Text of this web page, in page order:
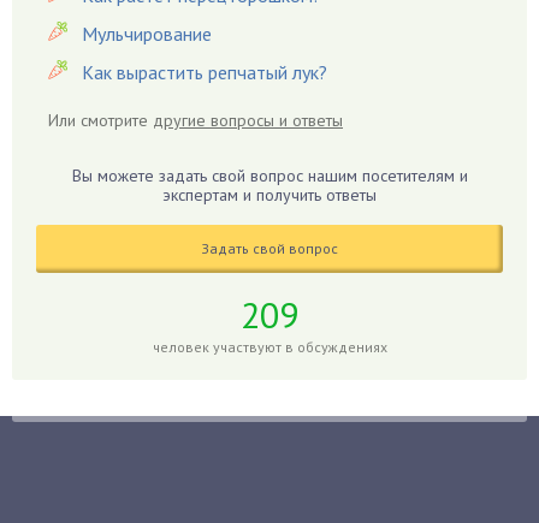
Гвоздики
Георгины
Гиацинт
Гладиолусы
Гранат
Мульчирование
Как вырастить репчатый лук?
Или смотрите другие вопросы и ответы
Вы можете задать свой вопрос нашим посетителям и
экспертам и получить ответы
Задать свой вопрос
209
человек участвуют в обсуждениях